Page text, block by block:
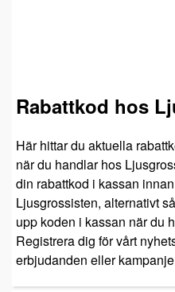
Rabattkod hos
Här hittar du aktuella
när du handlar hos
din rabattkod i kassan
Ljusgrossisten, alternativt
upp koden i kassan när du
Registrera dig för vårt
erbjudanden eller